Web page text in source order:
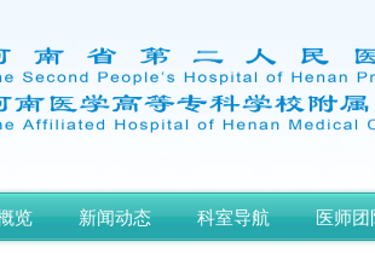
览 新闻动态 科室导航 医师团